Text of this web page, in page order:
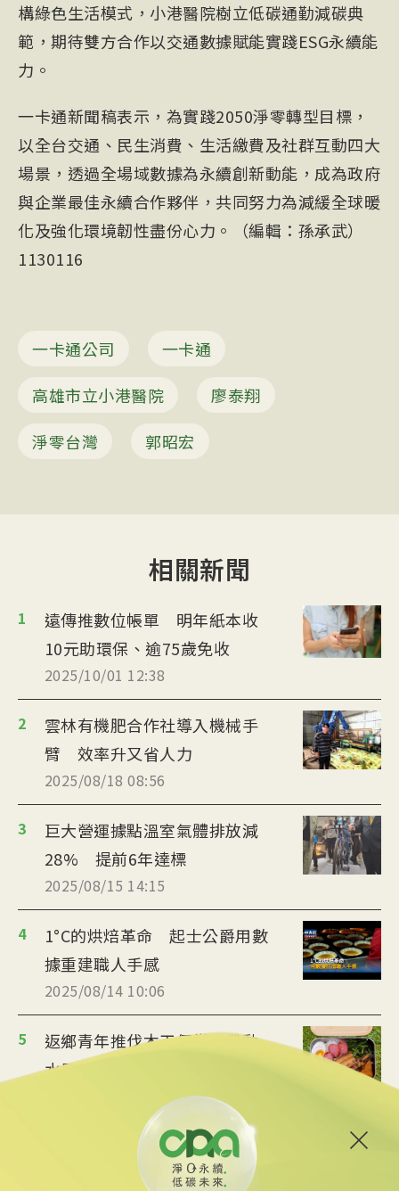
構綠色生活模式，小港醫院樹立低碳通勤減碳典
範，期待雙方合作以交通數據賦能實踐ESG永續能
力。
一卡通新聞稿表示，為實踐2050淨零轉型目標，
以全台交通、民生消費、生活繳費及社群互動四大
場景，透過全場域數據為永續創新動能，成為政府
與企業最佳永續合作夥伴，共同努力為減緩全球暖
化及強化環境韌性盡份心力。（編輯：孫承武）
1130116
一卡通公司
一卡通
高雄市立小港醫院
廖泰翔
淨零台灣
郭昭宏
相關新聞
1
遠傳推數位帳單 明年紙本收
10元助環保、逾75歲免收
2025/10/01 12:38
2
雲林有機肥合作社導入機械手
臂 效率升又省人力
2025/08/18 08:56
3
巨大營運據點溫室氣體排放減
28% 提前6年達標
2025/08/15 14:15
4
1°C的烘焙革命 起士公爵用數
據重建職人手感
2025/08/14 10:06
5
返鄉青年推伐木工便當 帶動
水里觀光與減碳經濟
台中智慧停車無紙化9/8上線